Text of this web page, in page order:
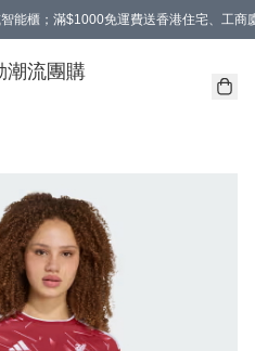
能櫃；滿$1000免運費送香港住宅、工商
潮流團購